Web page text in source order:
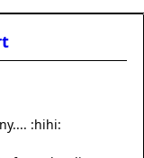
:hihi: